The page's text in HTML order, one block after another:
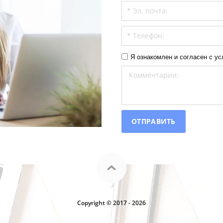
Я ознакомлен и согласен с
ОТПРАВИТЬ
Copyright © 2017 - 2026